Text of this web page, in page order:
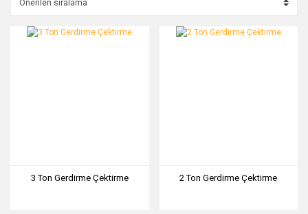
3 Ton Gerdirme Çektirme 2 Ton Gerdirme Çektirme